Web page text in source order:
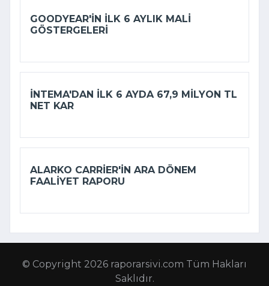
GOODYEAR'IN ILK 6 AYLIK MALI
GÖSTERGELERI
İNTEMA'DAN ILK 6 AYDA 67,9 MILYON TL
NET KAR
ALARKO CARRIER'IN ARA DÖNEM
FAALIYET RAPORU
© Copyright 2026 raporarsivi.com Tüm Hakları
Saklıdır.